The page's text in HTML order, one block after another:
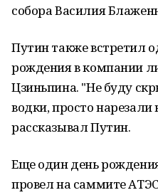
собора Василия
Путин также встретил
рождения в компании
Цзиньпина. "Не буду
водки, просто
рассказывал Путин.
Еще один день
провел на саммите